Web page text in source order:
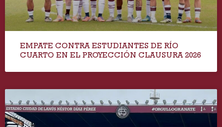
EMPATE CONTRA ESTUDIANTES DE RÍO
CUARTO EN EL PROYECCIÓN CLAUSURA 2026